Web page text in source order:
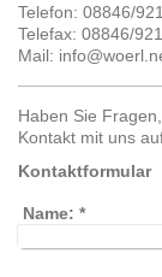
Telefon: 08846/
Telefax: 08846/
Mail:
Haben Sie
Kontakt mit uns
Kontaktformular
Name: *